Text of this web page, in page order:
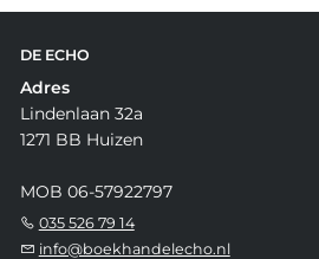
DE ECHO
Adres
Lindenlaan 32a
1271 BB Huizen
MOB 06-57922797
035 526 79 14
info@boekhandelecho.nl